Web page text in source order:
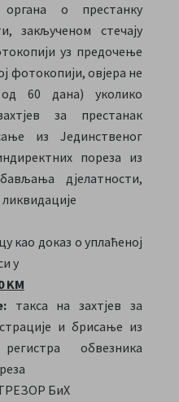
о престанку
закљученом стечају
уз предочење
фотокопији, овјера не
60 дана) уколико
за престанак
из Јединственог
пореза из
дјелатности,
као доказ о уплаћеној
у
KM
такса на захтјев за
и брисање из
обвезника
БиХ